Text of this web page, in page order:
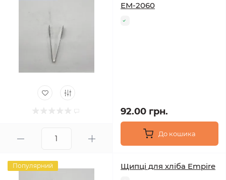
ЕМ-2060
92.00 грн.
До кошика
Популярний Щипці для хліба Empire